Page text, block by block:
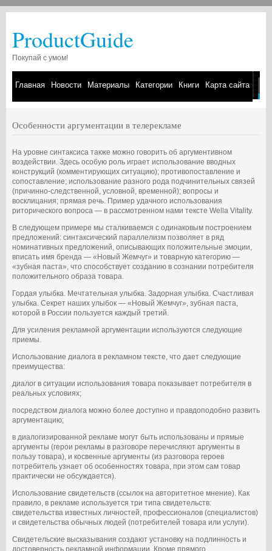
ProductGuide
Покупай с умом!
Главная Новости Материалы Категории Книги Карта сайта
Особенности аргументации в телерекламе
На уровне синтаксиса также можно говорить об аргументивном
воздействии. Здесь особую роль играет использование вводных
конструкций (комментирующих ситуацию); противопоставление и
сопоставление; использование разного рода подчинительных связей
(причинно-следственной, условной, временной); вопросы и
восклицания; прямая речь. Пример удачного использования
риторического вопроса — в рассмотренном нами тексте Wella Vitality.
В следующем примере мы сталкиваемся с одинаковым построением
предложений: синтаксический параллелизм позволяет в ряд
номинативных предложений, описывающих положительные эмоции,
вписать имя бренда — «Новый Жемчуг» и товарную категорию —
«зубная паста», что способствует созданию в сознании потребителя
положительного образа товара.
Гордая улыбка. Мечтательная улыбка. Задорная улыбка. Счастливая
улыбка. Секрет наших улыбок — «Новый Жемчуг», зубная паста,
которой в России пользуется каждый третий.
Для усиления рекламной аргументации используются следующие
приемы.
Использование диалога в рекламном тексте, что дает следующие
преимущества:
диалог в ситуации использования товара показывает потребителя в
реальных условиях;
посредством диалога можно более доступно и правдоподобно развить
аргументацию;
в диалогизированной рекламе могут быть использованы и прямые
аргументы (герои рекламы в разговоре перечисляют аргументы в
пользу товара), и косвенные аргументы (из разговора героев
потребитель узнает об особенностях товара, при этом сам товар
практически не обсуждается).
Использование свидетельств (ссылок на авторитетное мнение). Как
правило, в рекламе используется три типа свидетельств:
свидетельства известных личностей, профессионалов (специалистов)
и свидетельства обычных людей (потребителей товара или услуги).
Свидетельские высказывания создают установку на подлинность и
достоверность рекламной информации. Кроме прямого